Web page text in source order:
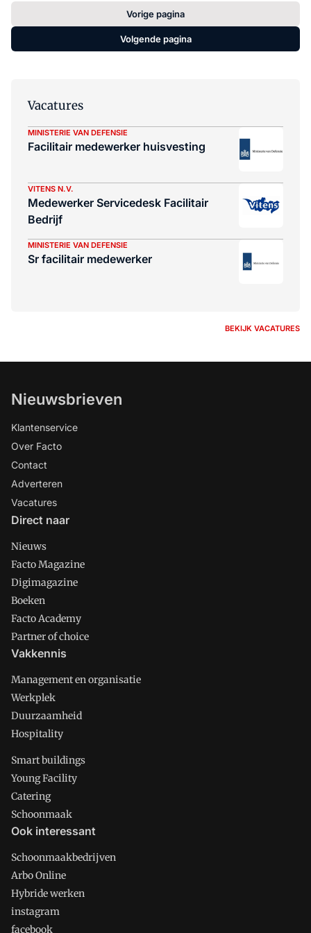
Vorige pagina
Volgende pagina
Vacatures
MINISTERIE VAN DEFENSIE
Facilitair medewerker huisvesting
VITENS N.V.
Medewerker Servicedesk Facilitair
Bedrijf
MINISTERIE VAN DEFENSIE
Sr facilitair medewerker
BEKIJK VACATURES
Nieuwsbrieven
Klantenservice
Over Facto
Contact
Adverteren
Vacatures
Direct naar
Nieuws
Facto Magazine
Digimagazine
Boeken
Facto Academy
Partner of choice
Vakkennis
Management en organisatie
Werkplek
Duurzaamheid
Hospitality
Smart buildings
Young Facility
Catering
Schoonmaak
Ook interessant
Schoonmaakbedrijven
Arbo Online
Hybride werken
instagram
facebook